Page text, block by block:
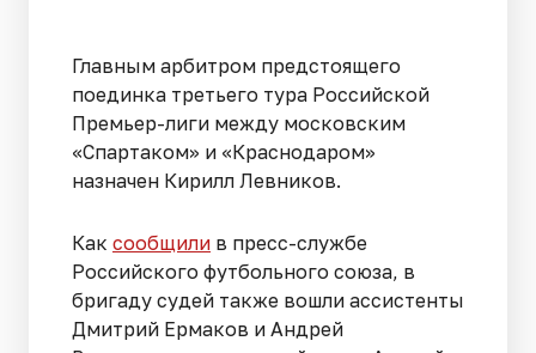
Главным арбитром предстоящего
поединка третьего тура Российской
Премьер-лиги между московским
«Спартаком» и «Краснодаром»
назначен Кирилл Левников.
Как сообщили в пресс-службе
Российского футбольного союза, в
бригаду судей также вошли ассистенты
Дмитрий Ермаков и Андрей